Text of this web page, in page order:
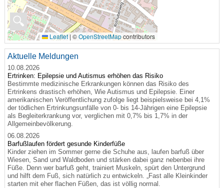
🔍
Leaflet| ©OpenStreetMapcontributors
Aktuelle Meldungen
10.08.2026
Ertrinken: Epilepsie und Autismus erhöhen das Risiko
Bestimmte medizinische Erkrankungen können das Risiko des
Ertrinkens drastisch erhöhen, Wie Autismus und Epilepsie. Einer
amerikanischen Veröffentlichung zufolge liegt beispielsweise bei 4,1%
der tödlichen Ertrinkungsunfälle von 0- bis 14-Jährigen eine Epilepsie
als Begleiterkrankung vor, verglichen mit 0,7% bis 1,7% in der
Allgemeinbevölkerung.
06.08.2026
Barfußlaufen fördert gesunde Kinderfüße
Kinder ziehen im Sommer gerne die Schuhe aus, laufen barfuß über
Wiesen, Sand und Waldboden und stärken dabei ganz nebenbei ihre
Füße. Denn wer barfuß geht, trainiert Muskeln, spürt den Untergrund
und hilft dem Fuß, sich natürlich zu entwickeln. „Fast alle Kleinkinder
starten mit eher flachen Füßen, das ist völlig normal.